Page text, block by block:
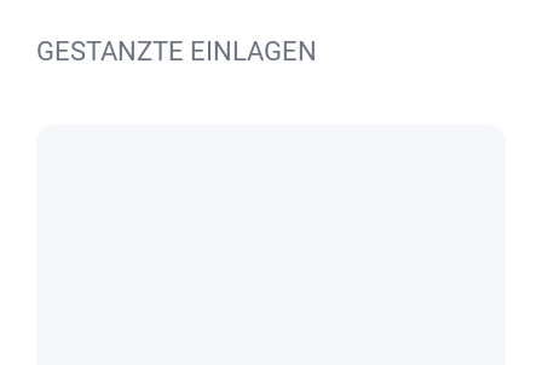
GESTANZTE EINLAGEN